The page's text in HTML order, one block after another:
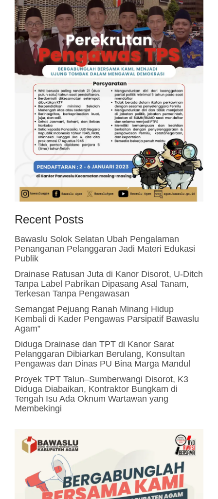
Recent Posts
Bawaslu Solok Selatan Ubah Pengalaman
Penanganan Pelanggaran Jadi Materi Edukasi
Publik
Drainase Ratusan Juta di Kanor Disorot, U-Ditch
Tanpa Label Pabrikan Dipasang Asal Tanam,
Terkesan Tanpa Pengawasan
Semangat Pejuang Ranah Minang Hidup
Kembali di Kader Pengawas Parsipatif Bawaslu
Agam”
Diduga Drainase dan TPT di Kanor Sarat
Pelanggaran Dibiarkan Berulang, Konsultan
Pengawas dan Dinas PU Bina Marga Mandul
Proyek TPT Talun–Sumberwangi Disorot, K3
Diduga Diabaikan, Kontraktor Bungkam di
Tengah Isu Ada Oknum Wartawan yang
Membekingi